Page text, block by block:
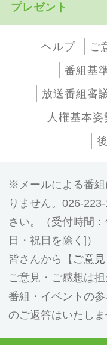
プレゼント
ヘルプ ご
番組基
放送番組審
人権基本姿
メールによる番
りません。026-
さい。（受付時間
日・祝日を除く]）
皆さんから【 ご意
ご意見・ご感想は
番組・イベントの
のご返答はいたし